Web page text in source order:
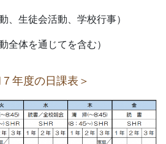
生徒会活動、学校行事）
体を通じてを含む）
年度の日課表＞